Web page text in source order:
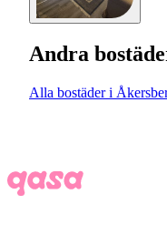
Andra
Alla bostäder i